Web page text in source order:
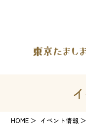
HOME イベント情報